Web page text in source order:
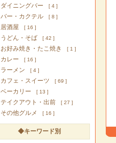
ダイニングバー [ 4 ]
バー・カクテル [ 8 ]
居酒屋 [ 16 ]
うどん・そば [ 42 ]
お好み焼き・たこ焼き [ 1 ]
カレー [ 16 ]
ラーメン [ 4 ]
カフェ・スイーツ [ 69 ]
ベーカリー [ 13 ]
テイクアウト・出前 [ 27 ]
その他グルメ [ 16 ]
◆キーワード別